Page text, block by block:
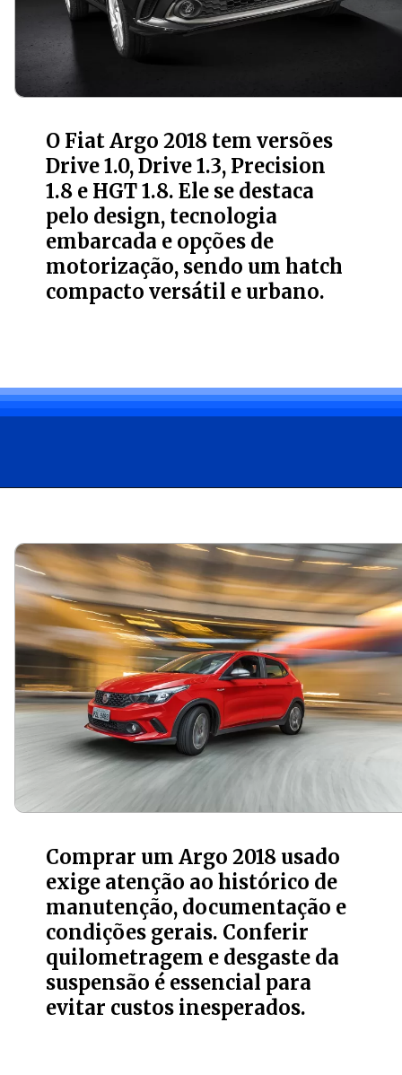
O Fiat Argo 2018 tem versões
Drive 1.0, Drive 1.3, Precision
1.8 e HGT 1.8. Ele se destaca
pelo design, tecnologia
embarcada e opções de
motorização, sendo um hatch
compacto versátil e urbano.
Comprar um Argo 2018 usado
exige atenção ao histórico de
manutenção, documentação e
condições gerais. Conferir
quilometragem e desgaste da
suspensão é essencial para
evitar custos inesperados.